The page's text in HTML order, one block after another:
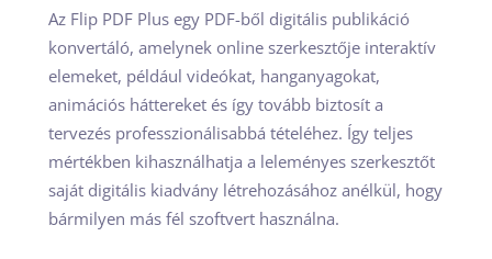
Az Flip PDF Plus egy PDF-ből digitális publikáció
konvertáló, amelynek online szerkesztője interaktív
elemeket, például videókat, hanganyagokat,
animációs háttereket és így tovább biztosít a
tervezés professzionálisabbá tételéhez. Így teljes
mértékben kihasználhatja a leleményes szerkesztőt
saját digitális kiadvány létrehozásához anélkül, hogy
bármilyen más fél szoftvert használna.